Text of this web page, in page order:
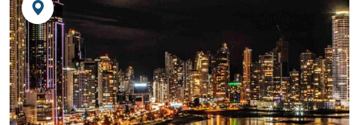
化。
在索伯拉尼亚公园的雨林探索中心观赏郁郁葱
葱的动植物。
在猴岛观赏猴子和茂盛的植被。